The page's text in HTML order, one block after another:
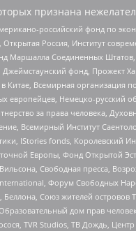
признана
российский фонд по
Россия, Институт
Маршалла Соединенных
фонд, Прожект
Всемирная организация
Немецко-русский
за права человека,
Всемирный Институт
IStories fonds,
Европы, Фонд Открытой
Свободная пресса,
Форум Свободных
Союз жителей
дом прав
TVR Studios, ТВ Дождь,